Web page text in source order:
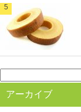
索:
アーカイブ